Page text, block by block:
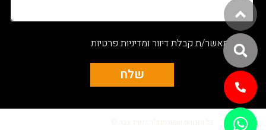
אני מאשר/ת קבלת דיוור ומדיניות פרטיות
שלח
Alternative:
כל הזכויות שמורות ד"ר דייויד צבר ©